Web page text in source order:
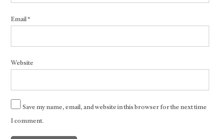
Email*
Website
Save my name, email, and website in this browser for the next time
I comment.